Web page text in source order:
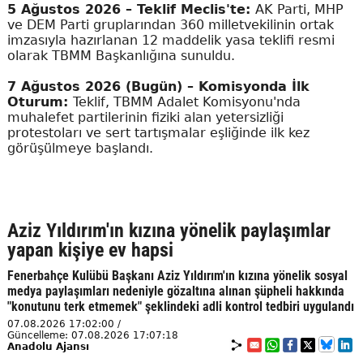
5 Ağustos 2026 – Teklif Meclis'te: AK Parti, MHP
ve DEM Parti gruplarından 360 milletvekilinin ortak
imzasıyla hazırlanan 12 maddelik yasa teklifi resmi
olarak TBMM Başkanlığına sunuldu.
7 Ağustos 2026 (Bugün) – Komisyonda İlk
Oturum: Teklif, TBMM Adalet Komisyonu'nda
muhalefet partilerinin fiziki alan yetersizliği
protestoları ve sert tartışmalar eşliğinde ilk kez
görüşülmeye başlandı.
Aziz Yıldırım'ın kızına yönelik paylaşımlar
yapan kişiye ev hapsi
Fenerbahçe Kulübü Başkanı Aziz Yıldırım'ın kızına yönelik sosyal
medya paylaşımları nedeniyle gözaltına alınan şüpheli hakkında
"konutunu terk etmemek" şeklindeki adli kontrol tedbiri uygulandı
07.08.2026 17:02:00 /
Güncelleme: 07.08.2026 17:07:18
Anadolu Ajansı